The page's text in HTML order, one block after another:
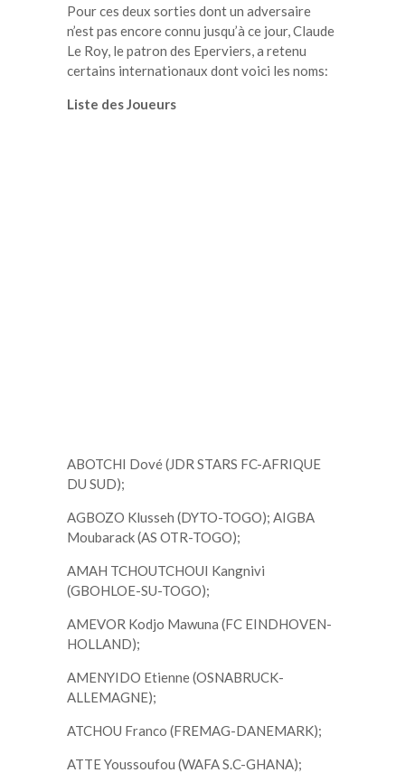
Pour ces deux sorties dont un adversaire
n’est pas encore connu jusqu’à ce jour, Claude
Le Roy, le patron des Eperviers, a retenu
certains internationaux dont voici les noms:
Liste des Joueurs
ABOTCHI Dové (JDR STARS FC-AFRIQUE
DU SUD);
AGBOZO Klusseh (DYTO-TOGO); AIGBA
Moubarack (AS OTR-TOGO);
AMAH TCHOUTCHOUI Kangnivi
(GBOHLOE-SU-TOGO);
AMEVOR Kodjo Mawuna (FC EINDHOVEN-
HOLLAND);
AMENYIDO Etienne (OSNABRUCK-
ALLEMAGNE);
ATCHOU Franco (FREMAG-DANEMARK);
ATTE Youssoufou (WAFA S.C-GHANA);